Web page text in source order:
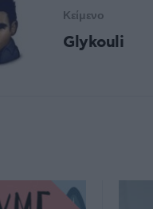
Κείμενο
Glykouli